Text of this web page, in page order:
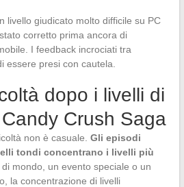
livello giudicato molto difficile su PC
corretto prima ancora di
I feedback incrociati tra
essere presi con cautela.
dopo i livelli di
Crush Saga
non è casuale. Gli episodi
tondi concentrano i livelli più
mondo, un evento speciale o un
la concentrazione di livelli